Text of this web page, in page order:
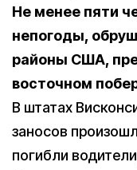
Не менее пяти
непогоды,
районы США,
восточном
В штатах
заносов
погибли